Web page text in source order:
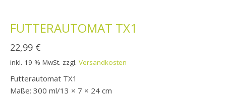
FUTTERAUTOMAT TX1
22,99 €
inkl. 19 % MwSt. zzgl. Versandkosten
Futterautomat TX1
Maße: 300 ml/13 × 7 × 24 cm